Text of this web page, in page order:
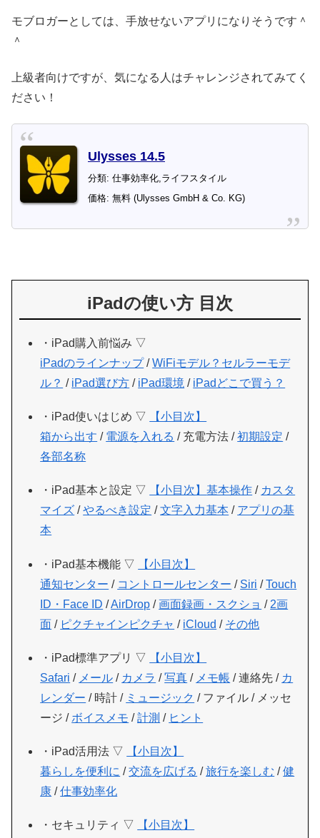
モブロガーとしては、手放せないアプリになりそうです＾
＾
上級者向けですが、気になる人はチャレンジされてみてく
ださい！
Ulysses 14.5
分類: 仕事効率化,ライフスタイル
価格: 無料 (Ulysses GmbH & Co. KG)
iPadの使い方 目次
・iPad購入前悩み ▽
iPadのラインナップ/WiFiモデル？セルラーモデ
ル？ / iPad選び方 / iPad環境 / iPadどこで買う？
・iPad使いはじめ ▽
【小目次】
箱から出す / 電源を入れる / 充電方法 /初期設定 /
各部名称
・iPad基本と設定 ▽ 【小目次】基本操作 / カスタ
マイズ /やるべき設定 /文字入力基本 / アプリの基
本
・iPad基本機能 ▽
【小目次】
通知センター / コントロールセンター / Siri /Touch
ID・Face ID /AirDrop /画面録画・スクショ / 2画
面 / ピクチャインピクチャ / iCloud / その他
・iPad標準アプリ ▽
【小目次】
Safari / メール / カメラ /写真 / メモ帳 / 連絡先 / カ
レンダー / 時計 / ミュージック / ファイル / メッセ
ージ / ボイスメモ /計測 / ヒント
・iPad活用法 ▽
【小目次】
暮らしを便利に /交流を広げる /旅行を楽しむ /健
康 /仕事効率化
・セキュリティ ▽
【小目次】